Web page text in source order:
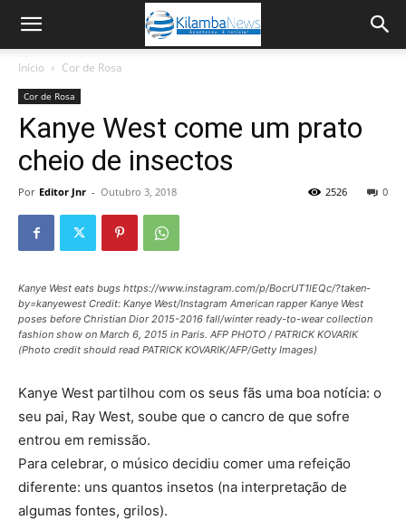
Início Cor de Rosa
Cor de Rosa
Kanye West come um prato
cheio de insectos
Por Editor Jnr - Outubro 3, 2018 0
2526
Kanye West eats bugs https://www.instagram.com/p/BocrUT1lEQc/?taken-
by=kanyewest Credit: Kanye West/Instagram American rapper Kanye West
poses before Christian Dior 2015-2016 fall/winter ready-to-wear collection
fashion show on March 6, 2015 in Paris. AFP PHOTO / PATRICK KOVARIK
(Photo credit should read PATRICK KOVARIK/AFP/Getty Images)
Kanye West partilhou com os seus fãs uma boa notícia: o
seu pai, Ray West, soube que o cancro de que sofre
entrou em remissão.
Para celebrar, o músico decidiu comer uma refeição
diferente: uns quantos insetos (na interpretação de
algumas fontes, grilos).